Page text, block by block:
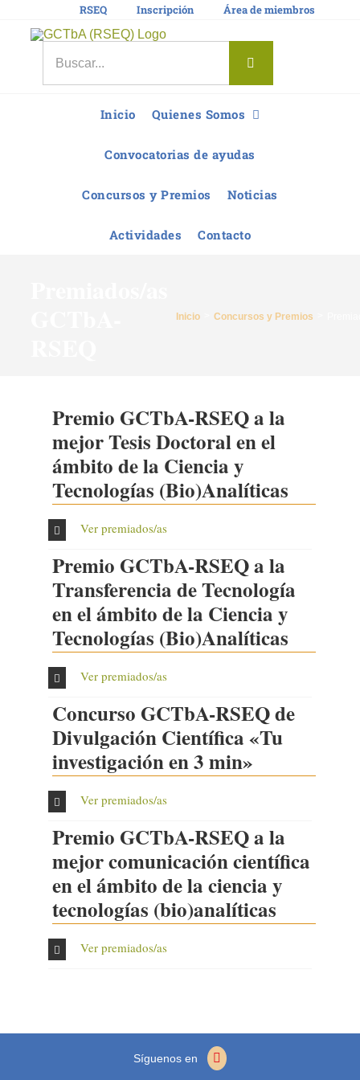
RSEQ Inscripción Área de miembros
Inicio Quienes Somos
Convocatorias de ayudas
Concursos y Premios Noticias
Actividades Contacto
Inicio Concursos y Premios
Premio GCTbA-RSEQ a la
mejor Tesis Doctoral en el
ámbito de la Ciencia y
Tecnologías (Bio)Analíticas
Ver premiados/as
Premio GCTbA-RSEQ a la
Transferencia de Tecnología
en el ámbito de la Ciencia y
Tecnologías (Bio)Analíticas
Ver premiados/as
Concurso GCTbA-RSEQ de
Divulgación Científica «Tu
investigación en 3 min»
Ver premiados/as
Premio GCTbA-RSEQ a la
mejor comunicación científica
en el ámbito de la ciencia y
tecnologías (bio)analíticas
Ver premiados/as
Síguenos en